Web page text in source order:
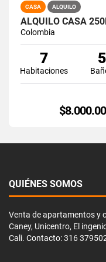
CASA ALQUILO
ALQUILO CASA
Colombia
7
Habitaciones
5
QUIÉNES SOMOS
Venta de apartamentos y
Caney, Unicentro, El
Cali. Contacto: 316